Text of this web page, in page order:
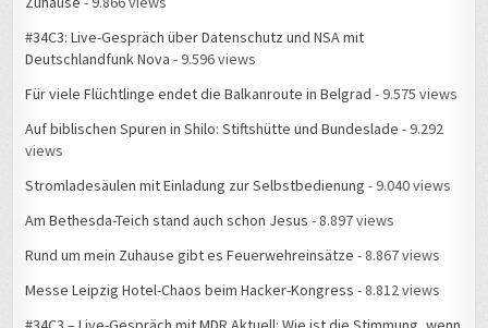
#34C3: Live-Gespräch über Datenschutz und NSA mit
Deutschlandfunk Nova - 9.596 views
Für viele Flüchtlinge endet die Balkanroute in Belgrad - 9.575 views
Auf biblischen Spuren in Shilo: Stiftshütte und Bundeslade - 9.292
views
Stromladesäulen mit Einladung zur Selbstbedienung - 9.040 views
Am Bethesda-Teich stand auch schon Jesus - 8.897 views
Rund um mein Zuhause gibt es Feuerwehreinsätze - 8.867 views
Messe Leipzig Hotel-Chaos beim Hacker-Kongress - 8.812 views